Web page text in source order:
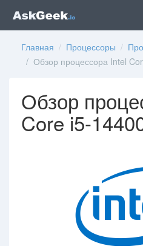
Главная / Процессоры /
/ Обзор процессора Intel
Обзор
Core i5-